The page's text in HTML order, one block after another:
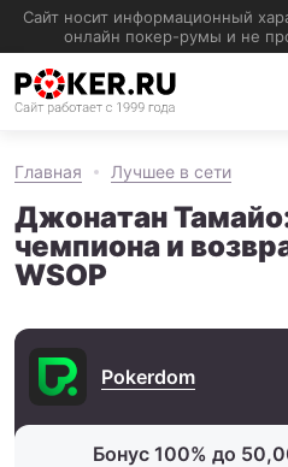
Главная Лучшее в сети
Джонатан
чемпиона и
WSOP
Pokerdom
Бонус 100% до